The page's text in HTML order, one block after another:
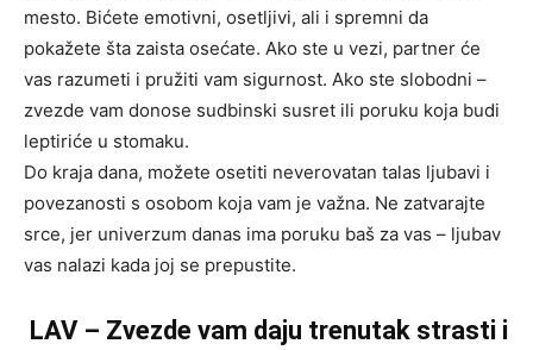
mesto. Bićete emotivni, osetljivi, ali i spremni da
pokažete šta zaista osećate. Ako ste u vezi, partner će
vas razumeti i pružiti vam sigurnost. Ako ste slobodni –
zvezde vam donose sudbinski susret ili poruku koja budi
leptiriće u stomaku.
Do kraja dana, možete osetiti neverovatan talas ljubavi i
povezanosti s osobom koja vam je važna. Ne zatvarajte
srce, jer univerzum danas ima poruku baš za vas – ljubav
vas nalazi kada joj se prepustite.
LAV – Zvezde vam daju trenutak strasti i